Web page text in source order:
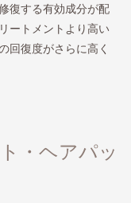
復する有効成分が配
ートメントより高い
回復度がさらに高く
・ヘアパッ